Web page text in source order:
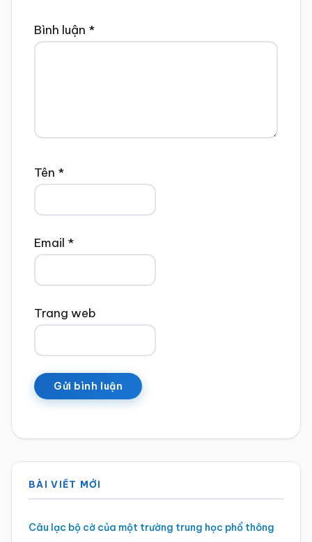
Bình luận *
Tên *
Email *
Trang web
Sidebar
chính
BÀI VIẾT MỚI
Câu lạc bộ cờ của một trường trung học phổ thông